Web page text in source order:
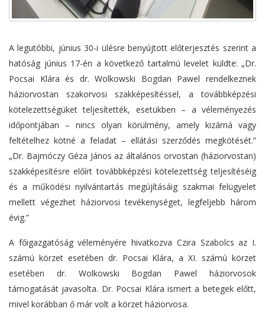
A legutóbbi, június 30-i ülésre benyújtott előterjesztés szerint a
hatóság június 17-én a következő tartalmú levelet küldte: „Dr.
Pocsai Klára és dr. Wolkowski Bogdan Pawel rendelkeznek
háziorvostan szakorvosi szakképesítéssel, a továbbképzési
kötelezettségüket teljesítették, esetükben – a véleményezés
időpontjában – nincs olyan körülmény, amely kizárná vagy
feltételhez kötné a feladat – ellátási szerződés megkötését.”
„Dr. Bajmóczy Géza János az általános orvostan (háziorvostan)
szakképesítésre előírt továbbképzési kötelezettség teljesítéséig
és a működési nyilvántartás megújításáig szakmai felügyelet
mellett végezhet háziorvosi tevékenységet, legfeljebb három
évig.”
A főigazgatóság véleményére hivatkozva Czira Szabolcs az I.
számú körzet esetében dr. Pocsai Klára, a XI. számú körzet
esetében dr. Wolkowski Bogdan Pawel háziorvosok
támogatását javasolta. Dr. Pocsai Klára ismert a betegek előtt,
mivel korábban ő már volt a körzet háziorvosa.